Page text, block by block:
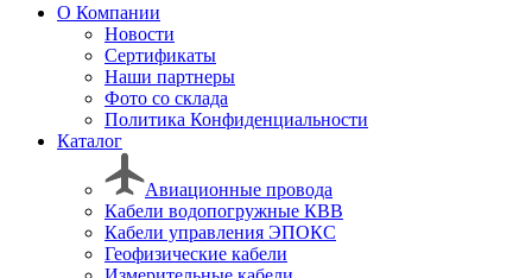
О Компании
Новости
Сертификаты
Наши партнеры
Фото со склада
Политика Конфиденциальности
Каталог
Авиационные провода
Кабели водопогружные КВВ
Кабели управления ЭПОКС
Геофизические кабели